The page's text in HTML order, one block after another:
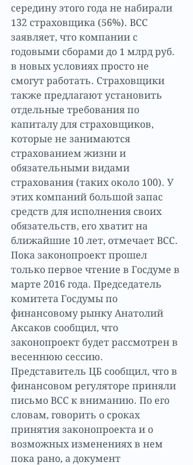
середину этого года не набирали
132 страховщика (56%). ВСС
заявляет, что компании с
годовыми сборами до 1 млрд руб.
в новых условиях просто не
смогут работать. Страховщики
также предлагают установить
отдельные требования по
капиталу для страховщиков,
которые не занимаются
страхованием жизни и
обязательными видами
страхования (таких около 100). У
этих компаний большой запас
средств для исполнения своих
обязательств, его хватит на
ближайшие 10 лет, отмечает ВСС.
Пока законопроект прошел
только первое чтение в Госдуме в
марте 2016 года. Председатель
комитета Госдумы по
финансовому рынку Анатолий
Аксаков сообщил, что
законопроект будет рассмотрен в
весеннюю сессию.
Представитель ЦБ сообщил, что в
финансовом регуляторе приняли
письмо ВСС к вниманию. По его
словам, говорить о сроках
принятия законопроекта и о
возможных изменениях в нем
пока рано, а документ